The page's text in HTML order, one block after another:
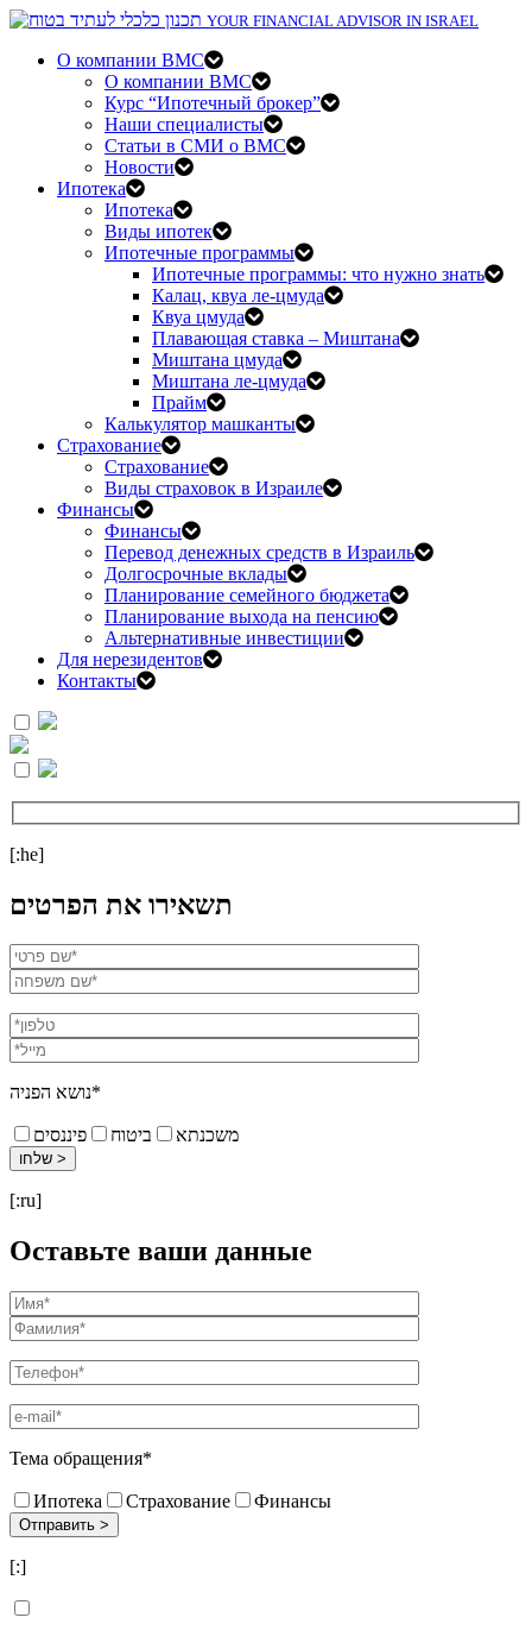
YOUR FINANCIAL ADVISOR IN ISRAEL
О компании BMC
О компании BMC
Курс “Ипотечный брокер”
Наши специалисты
Статьи в СМИ о BMC
Новости
Ипотека
Ипотека
Виды ипотек
Ипотечные программы
Ипотечные программы: что нужно знать
Калац, квуа ле-цмуда
Квуа цмуда
Плавающая ставка – Миштана
Миштана цмуда
Миштана ле-цмуда
Прайм
Калькулятор машканты
Страхование
Страхование
Виды страховок в Израиле
Финансы
Финансы
Перевод денежных средств в Израиль
Долгосрочные вклады
Планирование семейного бюджета
Планирование выхода на пенсию
Альтернативные инвестиции
Для нерезидентов
Контакты
[:he]
תשאירו את הפרטים
נושא הפניה*
משכנתא ביטוח פיננסים
[:ru]
Оставьте ваши данные
Тема обращения*
Ипотека Страхование Финансы
[:]